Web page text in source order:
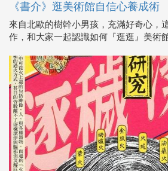
《書介》逛美術館自信心養成術
來自北歐的樹幹小男孩，充滿好奇心，
作，和大家一起認識如何『逛逛』美術館